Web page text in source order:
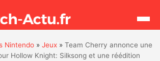
Rechercher
Nintendo »Jeux »Team Cherry annonce une
Hollow Knight: Silksong et une réédition